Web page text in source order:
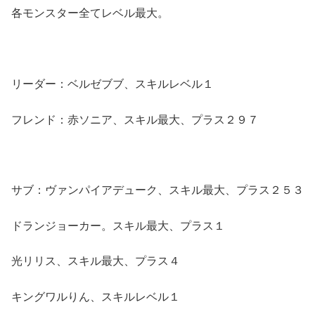
各モンスター全てレベル最大。
リーダー：ベルゼブブ、スキルレベル１
フレンド：赤ソニア、スキル最大、プラス２９７
サブ：ヴァンパイアデューク、スキル最大、プラス２５３
ドランジョーカー。スキル最大、プラス１
光リリス、スキル最大、プラス４
キングワルりん、スキルレベル１